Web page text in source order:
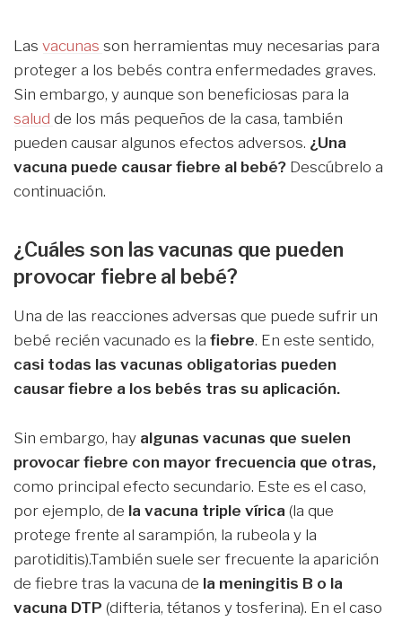
Las vacunas son herramientas muy necesarias para
proteger a los bebés contra enfermedades graves.
Sin embargo, y aunque son beneficiosas para la
salud de los más pequeños de la casa, también
pueden causar algunos efectos adversos. ¿Una
vacuna puede causar fiebre al bebé? Descúbrelo a
continuación.
¿Cuáles son las vacunas que pueden
provocar fiebre al bebé?
Una de las reacciones adversas que puede sufrir un
bebé recién vacunado es la fiebre. En este sentido,
casi todas las vacunas obligatorias pueden
causar fiebre a los bebés tras su aplicación.
Sin embargo, hay algunas vacunas que suelen
provocar fiebre con mayor frecuencia que otras,
como principal efecto secundario. Este es el caso,
por ejemplo, de la vacuna triple vírica (la que
protege frente al sarampión, la rubeola y la
parotiditis).También suele ser frecuente la aparición
de fiebre tras la vacuna de la meningitis B o la
vacuna DTP (difteria, tétanos y tosferina). En el caso